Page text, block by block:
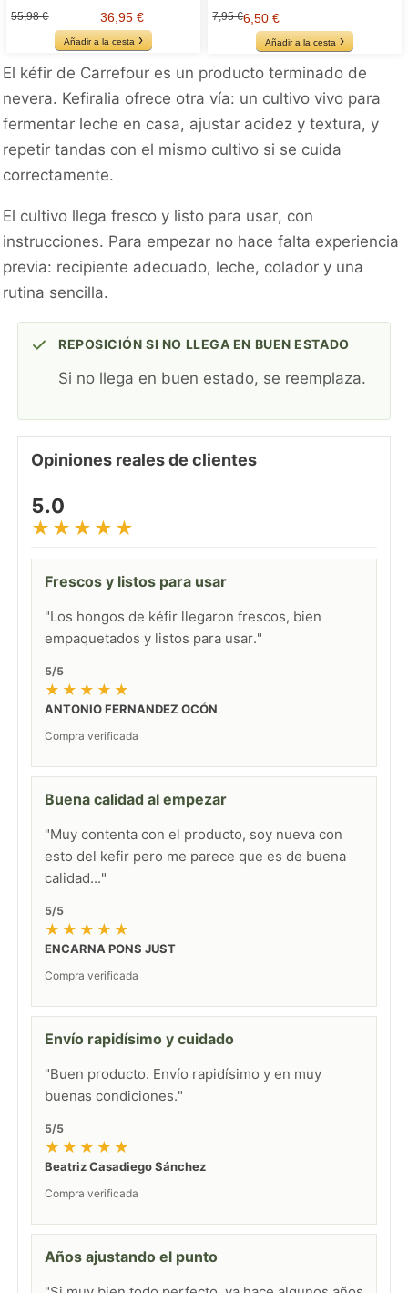
55,98 € 36,95 €
Añadir a la cesta
7,95 €6,50 €
Añadir a la cesta
El kéfir de Carrefour es un producto terminado de
nevera. Kefiralia ofrece otra vía: un cultivo vivo para
fermentar leche en casa, ajustar acidez y textura, y
repetir tandas con el mismo cultivo si se cuida
correctamente.
El cultivo llega fresco y listo para usar, con
instrucciones. Para empezar no hace falta experiencia
previa: recipiente adecuado, leche, colador y una
rutina sencilla.
REPOSICIÓN SI NO LLEGA EN BUEN ESTADO
Si no llega en buen estado, se reemplaza.
Opiniones reales de clientes
5.0
★★★★★
Frescos y listos para usar
"Los hongos de kéfir llegaron frescos, bien
empaquetados y listos para usar."
5/5
★★★★★
ANTONIO FERNANDEZ OCÓN
Compra verificada
Buena calidad al empezar
"Muy contenta con el producto, soy nueva con
esto del kefir pero me parece que es de buena
calidad..."
5/5
★★★★★
ENCARNA PONS JUST
Compra verificada
Envío rapidísimo y cuidado
"Buen producto. Envío rapidísimo y en muy
buenas condiciones."
5/5
★★★★★
Beatriz Casadiego Sánchez
Compra verificada
Años ajustando el punto